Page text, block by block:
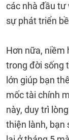
các nhà đầu tư
sự phát triển
Hơn nữa, niềm
trong đời sống
lớn giúp bạn
mốc tài chính
này, duy trì
thiện lành, bạn